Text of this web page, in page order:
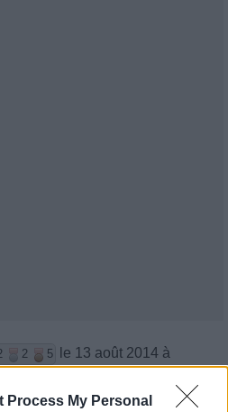
Process My Personal
2 5
le 13 août 2014 à
: Troye Sivan